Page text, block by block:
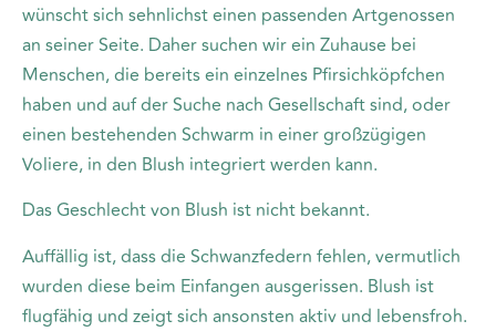
wünscht sich sehnlichst einen passenden Artgenossen
an seiner Seite. Daher suchen wir ein Zuhause bei
Menschen, die bereits ein einzelnes Pfirsichköpfchen
haben und auf der Suche nach Gesellschaft sind, oder
einen bestehenden Schwarm in einer großzügigen
Voliere, in den Blush integriert werden kann.
Das Geschlecht von Blush ist nicht bekannt.
Auffällig ist, dass die Schwanzfedern fehlen, vermutlich
wurden diese beim Einfangen ausgerissen. Blush ist
flugfähig und zeigt sich ansonsten aktiv und lebensfroh.